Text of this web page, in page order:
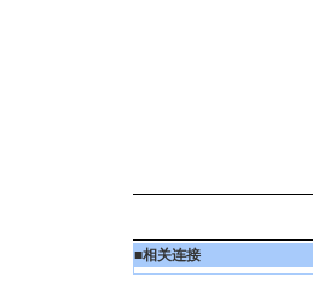
■相关连接